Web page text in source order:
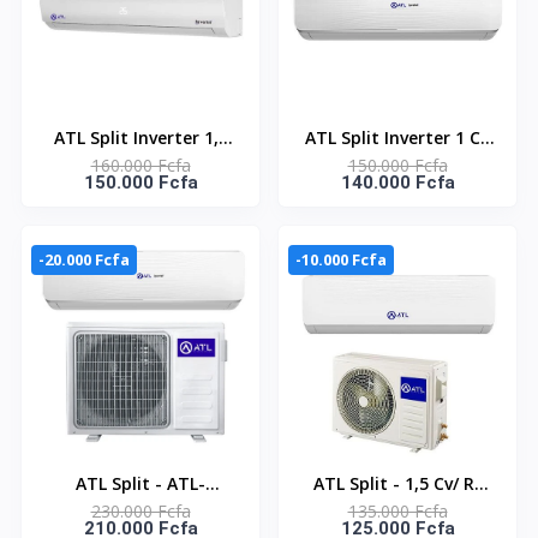
ATL Split Inverter 1,5
Cv/ ATL-12ACW-
CLOUD- R-32/ 220-
160.000 Fcfa
150.000 Fcfa
ATL Split Inverter 1 CV
- R410 - ATL-09ACW-
CLOUD - Blanc
150.000 Fcfa
140.000 Fcfa
-20.000 Fcfa
ATL Split - ATL-
18ACW_EVEREST - 2 Cv
230.000 Fcfa
210.000 Fcfa
-10.000 Fcfa
ATL Split - 1,5 Cv/ R-
410/ 220-240V/ ATL-
135.000 Fcfa
125.000 Fcfa